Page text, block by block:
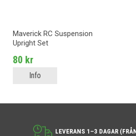
Maverick RC Suspension
Upright Set
80 kr
Info
LEVERANS 1–3 DAGAR